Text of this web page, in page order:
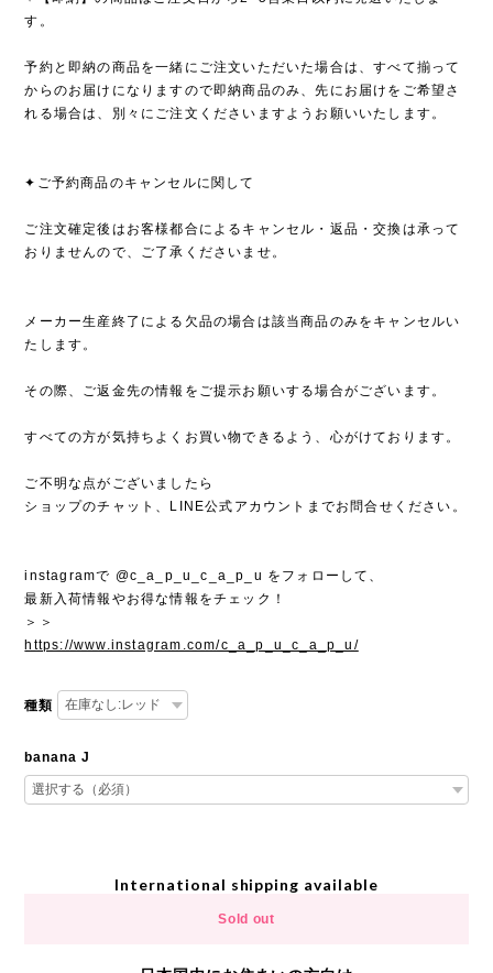
す。
予約と即納の商品を一緒にご注文いただいた場合は、すべて揃って
からのお届けになりますので即納商品のみ、先にお届けをご希望さ
れる場合は、別々にご注文くださいますようお願いいたします。
✦ご予約商品のキャンセルに関して
ご注文確定後はお客様都合によるキャンセル・返品・交換は承って
おりませんので、ご了承くださいませ。
メーカー生産終了による欠品の場合は該当商品のみをキャンセルい
たします。
その際、ご返金先の情報をご提示お願いする場合がございます。
すべての方が気持ちよくお買い物できるよう、心がけております。
ご不明な点がございましたら
ショップのチャット、LINE公式アカウントまでお問合せください。
instagramで @c_a_p_u_c_a_p_u をフォローして、
最新入荷情報やお得な情報をチェック！
＞＞
https://www.instagram.com/c_a_p_u_c_a_p_u/
種類
banana J
International shipping available
Sold out